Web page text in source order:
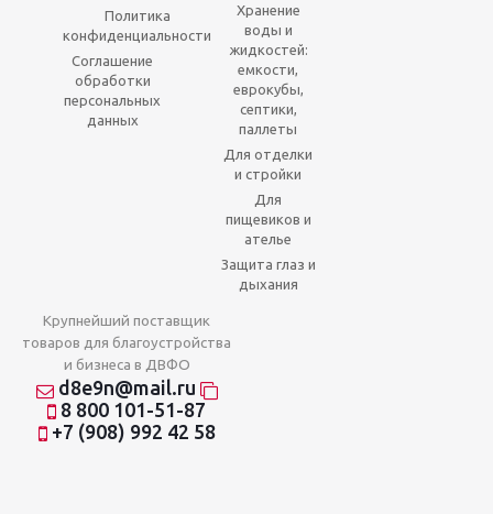
Политика
конфиденциальности
Соглашение
обработки
персональных
данных
Хранение
воды и
жидкостей:
емкости,
еврокубы,
септики,
паллеты
Для отделки
и стройки
Для
пищевиков и
ателье
Защита глаз и
дыхания
Крупнейший поставщик
товаров для благоустройства
и бизнеса в ДВФО
d8e9n@mail.ru
8 800 101-51-87
+7 (908) 992 42 58